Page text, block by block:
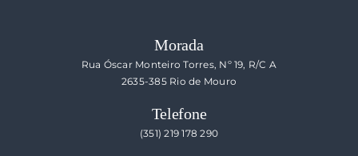
Morada
Rua Óscar Monteiro Torres, Nº 19, R/C A
2635-385 Rio de Mouro
Telefone
(351) 219 178 290